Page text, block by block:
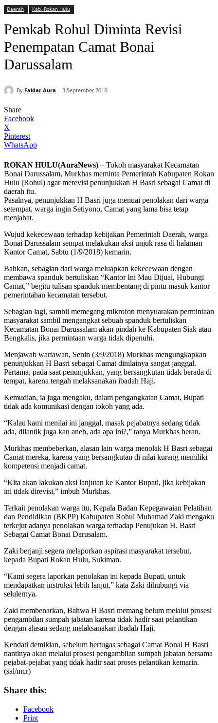
Daerah Kab. Rokan Hulu
Pemkab Rohul Diminta Revisi
Penempatan Camat Bonai
Darussalam
By Faidar Aura 3 September 2018
Share
Facebook
X
Pinterest
WhatsApp
ROKAN HULU(AuraNews) – Tokoh masyarakat Kecamatan
Bonai Darussalam, Murkhas meminta Pemerintah Kabupaten Rokan
Hulu (Rohul) agar merevisi penunjukkan H Basri sebagai Camat di
daerah itu.
Pasalnya, penunjukkan H Basri juga menuai penolakan dari warga
setempat, warga ingin Setiyono, Camat yang lama bisa tetap
menjabat.
Wujud kekecewaan terhadap kebijakan Pemerintah Daerah, warga
Bonai Darussalam sempat melakukan aksi unjuk rasa di halaman
Kantor Camat, Sabtu (1/9/2018) kemarin.
Bahkan, sebagian dari warga meluapkan kekecewaan dengan
membawa spanduk bertuliskan “Kantor Ini Mau Dijual, Hubungi
Camat,” begitu tulisan spanduk membentang di pintu masuk kantor
pemerintahan kecamatan tersebut.
Sebagian lagi, sambil memegang mikrofon menyuarakan permintaan
masyarakat sambil mengangkat sebuah spanduk bertuliskan
Kecamatan Bonai Darussalam akan pindah ke Kabupaten Siak atau
Bengkalis, jika permintaan warga tidak dipenuhi.
Menjawab wartawan, Senin (3/9/2018) Murkhas mengungkapkan
penunjukkan H Basri sebagai Camat dinilainya sangat janggal.
Pertama, pada saat penunjukkan, yang bersangkutan tidak berada di
tempat, karena tengah melaksanakan ibadah Haji.
Kemudian, ia juga mengaku, dalam pengangkatan Camat, Bupati
tidak ada komunikasi dengan tokoh yang ada.
“Kalau kami menilai ini janggal, masak pejabatnya sedang tidak
ada, dilantik juga kan aneh, ada apa ini?,” tanya Murkhas heran.
Murkhas membeberkan, alasan lain warga menolak H Basri sebagai
Camat mereka, karena yang bersangkutan di nilai kurang memiliki
kompetensi menjadi camat.
“Kita akan lakukan aksi lanjutan ke Kantor Bupati, jika kebijakan
ini tidak direvisi,” imbuh Murkhas.
Terkait penolakan warga itu, Kepala Badan Kepegawaian Pelatihan
dan Pendidikan (BKPP) Kabupaten Rohul Muhamad Zaki mengaku
terkejut adanya penolakan warga terhadap Penujukan H. Basri
Sebagai Camat Bonai Darusalam.
Zaki berjanji segera melaporkan aspirasi masyarakat tersebut,
kepada Bupati Rokan Hulu, Sukiman.
“Kami segera laporkan penolakan ini kepada Bupati, untuk
mendapatkan instruksi lebih lanjut,” kata Zaki dihubungi via
selulernya.
Zaki membenarkan, Bahwa H Basri memang belum melalui prosesi
pengambilan sumpah jabatan karena tidak hadir saat pelantikan
dengan alasan sedang melaksanakan ibadah Haji.
Kendati demikian, sebelum bertugas sebagai Camat Bonai H Basri
nantinya akan melalui prosesi pengambilan sumpah jabatan bersama
pejabat-pejabat yang tidak hadir saat proses pelantikan kemarin.
(sal/mcr)
Share this:
Facebook
Print